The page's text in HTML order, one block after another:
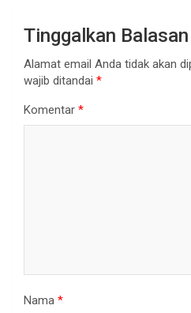
Tinggalkan Balasan
Alamat email Anda tidak akan
wajib ditandai *
Komentar *
Nama *